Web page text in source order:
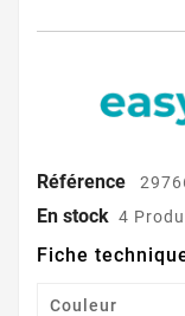
Référence
En stock 4
Fiche
Couleur